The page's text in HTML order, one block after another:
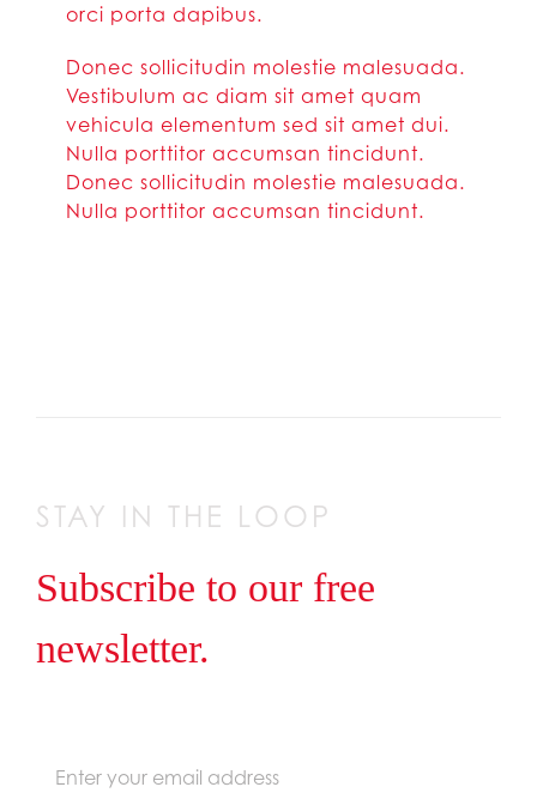
orci porta dapibus.
Donec sollicitudin molestie malesuada.
Vestibulum ac diam sit amet quam
vehicula elementum sed sit amet dui.
Nulla porttitor accumsan tincidunt.
Donec sollicitudin molestie malesuada.
Nulla porttitor accumsan tincidunt.
STAY IN THE LOOP
Subscribe to our free
newsletter.